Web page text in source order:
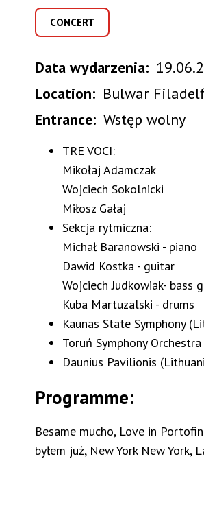
CONCERT
Data wydarzenia
Location
Bulwar
Entrance Wstęp wolny
TRE VOCI:
Mikołaj Adamczak
Wojciech Sokolnicki
Miłosz Gałaj
Sekcja rytmiczna:
Michał Baranowski - piano
Dawid Kostka - guitar
Wojciech Judkowiak- bass
Kuba Martuzalski - drums
Kaunas State Symphony
Toruń Symphony Orchestra
Daunius Pavilionis
Programme:
Besame mucho, Love in
byłem już, New York New York,